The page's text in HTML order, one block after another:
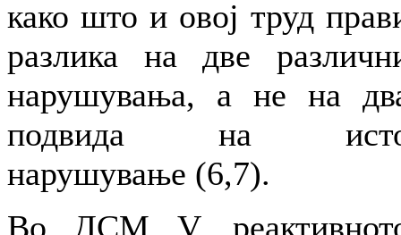
како што и овој труд
разлика на две
нарушувања, а не на
подвида на
нарушување (6,7).
Во ДСМ V,